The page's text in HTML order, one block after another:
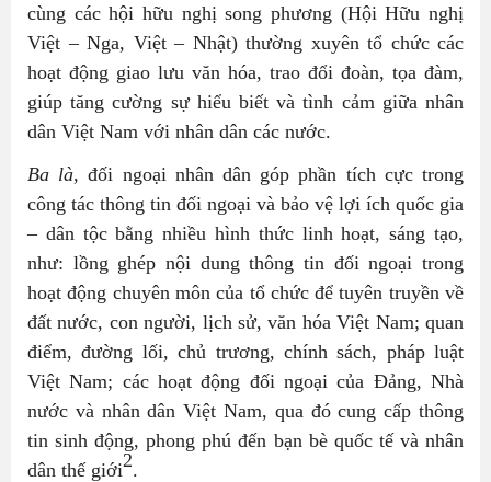
cùng các hội hữu nghị song phương (Hội Hữu nghị
Việt – Nga, Việt – Nhật) thường xuyên tổ chức các
hoạt động giao lưu văn hóa, trao đổi đoàn, tọa đàm,
giúp tăng cường sự hiểu biết và tình cảm giữa nhân
dân Việt Nam với nhân dân các nước.
Ba là, đối ngoại nhân dân góp phần tích cực trong
công tác thông tin đối ngoại và bảo vệ lợi ích quốc gia
– dân tộc bằng nhiều hình thức linh hoạt, sáng tạo,
như: lồng ghép nội dung thông tin đối ngoại trong
hoạt động chuyên môn của tổ chức để tuyên truyền về
đất nước, con người, lịch sử, văn hóa Việt Nam; quan
điểm, đường lối, chủ trương, chính sách, pháp luật
Việt Nam; các hoạt động đối ngoại của Đảng, Nhà
nước và nhân dân Việt Nam, qua đó cung cấp thông
tin sinh động, phong phú đến bạn bè quốc tế và nhân
dân thế giới2.